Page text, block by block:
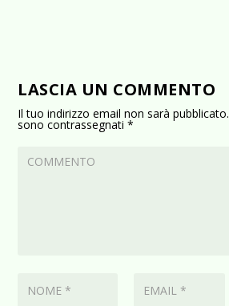
LASCIA UN COMMENTO
Il tuo indirizzo email non sarà pubblicato.
sono contrassegnati*